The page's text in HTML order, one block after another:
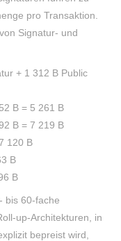
pro Transaktion.
Signatur- und
+ 1 312 B Public
B = 5 261 B
B = 7 219 B
120 B
B
B
bis 60-fache
up-Architekturen, in
bepreist wird,